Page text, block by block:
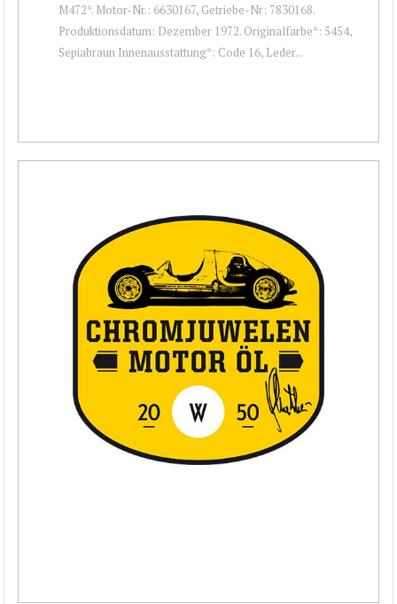
M472*. Motor-Nr.: 6630167, Getriebe-Nr: 7830168.
Produktionsdatum: Dezember 1972. Originalfarbe*: 5454,
Sepiabraun Innenausstattung*: Code 16, Leder...